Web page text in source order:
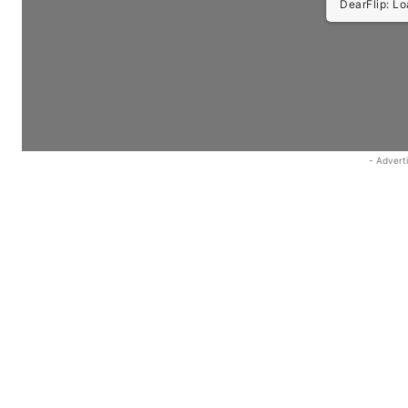
DearFlip:
-